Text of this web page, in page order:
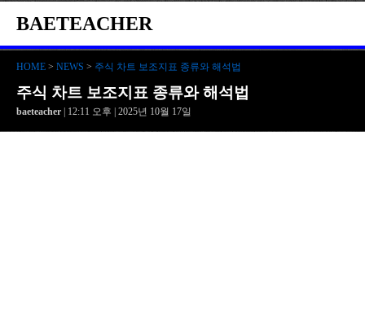
BAETEACHER
HOME > NEWS > 주식 차트 보조지표 종류와 해석법
주식 차트 보조지표 종류와 해석법
baeteacher | 12:11 오후 | 2025년 10월 17일